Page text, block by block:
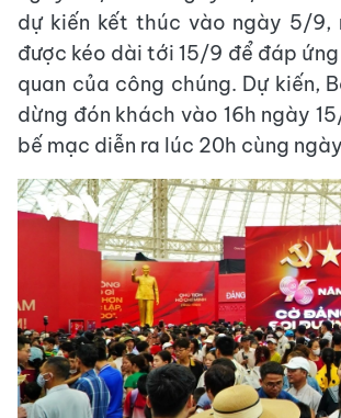
dự kiến kết thúc vào ngày 5/9,
được kéo dài tới 15/9 để đáp
quan của công chúng. Dự kiến,
dừng đón khách vào 16h ngày
bế mạc diễn ra lúc 20h cùng